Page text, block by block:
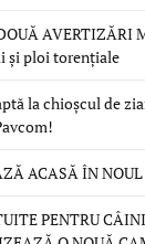
AVERTIZĂRI
și ploi torențiale
la chioșcul de
ACASĂ ÎN
PENTRU